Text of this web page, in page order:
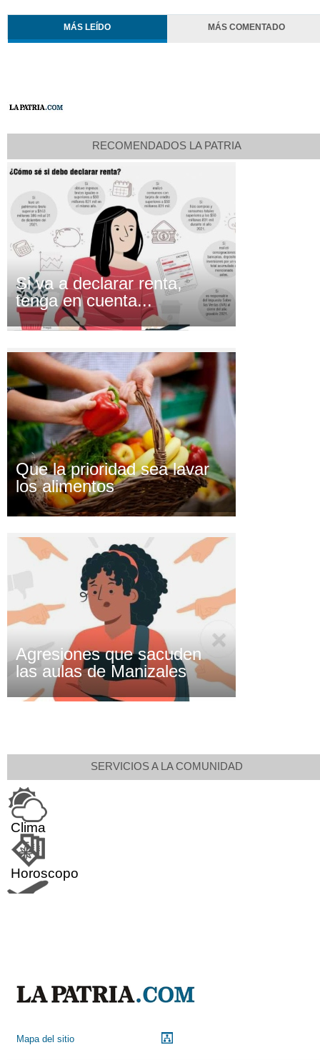
MÁS LEÍDO MÁS COMENTADO
RECOMENDADOS LA PATRIA
Si va a declarar renta,
tenga en cuenta...
Que la prioridad sea lavar
los alimentos
Agresiones que sacuden
las aulas de Manizales
SERVICIOS A LA COMUNIDAD
Clima
Horoscopo
Mapa del sitio